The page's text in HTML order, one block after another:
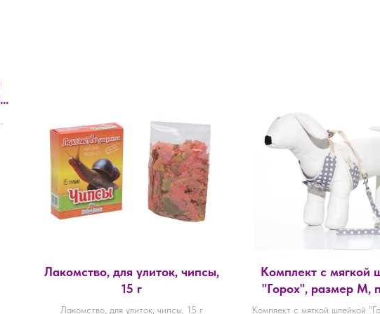
Лакомство, для улиток, чипсы,
15 г
Лакомство, для улиток, чипсы, 15 г
Комплект с мягкой
"Горох", размер М,
120 х 1,5 см, ОГ
Комплект с мягкой шлейкой